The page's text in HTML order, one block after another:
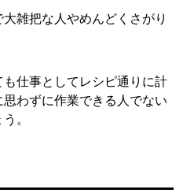
雑把な人やめんどくさがり
仕事としてレシピ通りに計
わずに作業できる人でない
。